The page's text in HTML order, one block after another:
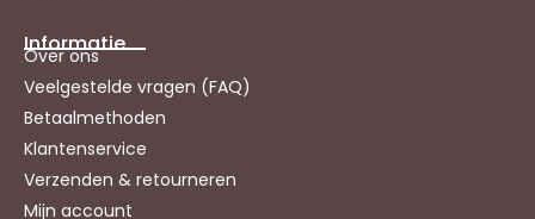
Informatie
Over ons
Veelgestelde vragen (FAQ)
Betaalmethoden
Klantenservice
Verzenden & retourneren
Mijn account